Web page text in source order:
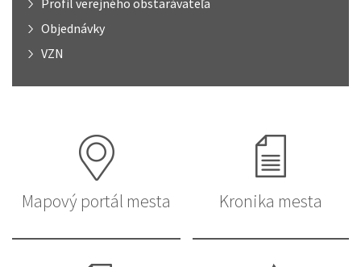
Profil verejného obstarávateľa
Objednávky
VZN
Mapový portál mesta Kronika mesta